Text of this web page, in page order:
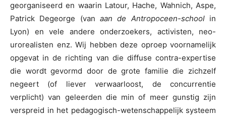
georganiseerd en waarin Latour, Hache, Wahnich, Aspe,
Patrick Degeorge (van aan de Antropoceen-schoolin
Lyon) en vele andere onderzoekers, activisten, neo-
urorealisten enz. Wij hebben deze oproep voornamelijk
opgevat in de richting van die diffuse contra-expertise
die wordt gevormd door de grote familie die zichzelf
negeert (of liever verwaarloost, de concurrentie
verplicht) van geleerden die min of meer gunstig zijn
verspreid in het pedagogisch-wetenschappelijk systeem